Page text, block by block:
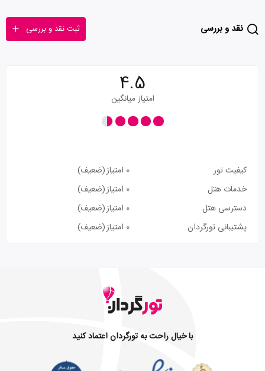
نقد و بررسی ثبت نقد و بررسی
4.5
امتیاز میانگین
کیفیت تور 0 امتیاز
(ضعیف)
خدمات هتل
0 امتیاز
(ضعیف)
دسترسی هتل
0 امتیاز
(ضعیف)
پشتیبانی تورگردان
0 امتیاز (ضعیف)
با خیال راحت به تورگردان اعتماد کنید